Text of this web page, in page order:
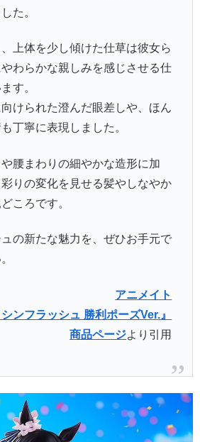
た。
上体を少し傾けた仕草は彼女ら
わらかな親しみを感じさせる仕
す。
けられた澄んだ眼差しや、ほん
丁寧に表現しました。
腰まわりの細やかな造形に加
りの変化を見せる髪やしなやか
ころです。
の新たな魅力を、ぜひお手元で
アニメイト
シンフラッシュ 勝利ポーズVer.』
商品ページより引用